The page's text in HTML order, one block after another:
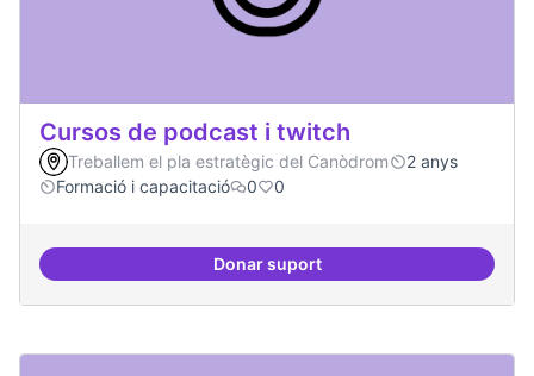
Cursos de podcast i twitch
Treballem el pla estratègic del Canòdrom
2 anys
Formació i capacitació
0 0
Donar suportCursos de podcast i twitch